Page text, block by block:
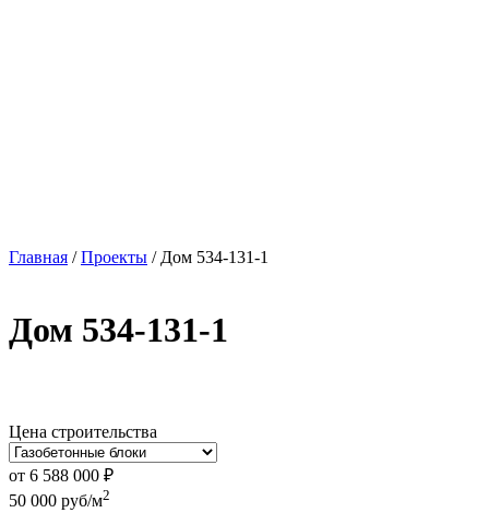
Главная /Проекты / Дом 534-131-1
Дом 534-131-1
Цена строительства
от 6 588 000 ₽
50 000 руб/м2